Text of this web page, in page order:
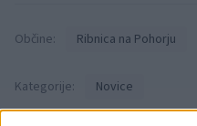
Občine: Ribnica na Pohorju
Kategorije: Novice